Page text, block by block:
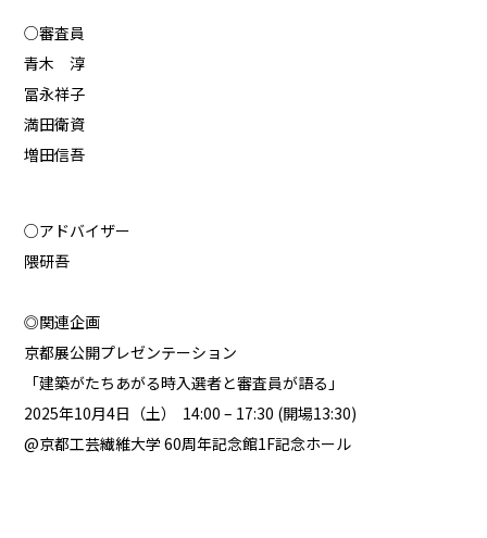
○審査員
青木 淳
冨永祥子
満田衛資
増田信吾
○アドバイザー
隈研吾
◎関連企画
京都展公開プレゼンテーション
「建築がたちあがる時――入選者と審査員が語る」
2025年10月4日（土） 14:00 – 17:30 (開場13:30)
@京都工芸繊維大学 60周年記念館1F記念ホール